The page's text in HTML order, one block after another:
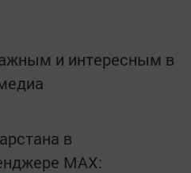
и интересным в
в
MАХ: